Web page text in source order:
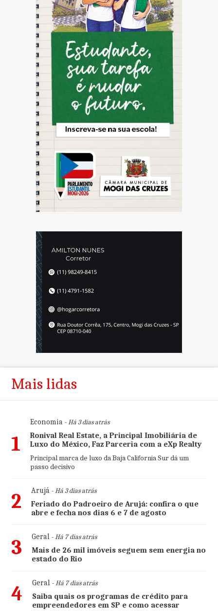
Mais lidas
1
Economia- Há 3 dias atrás
Ronival Real Estate, a Principal Imobiliária de
Luxo do México, Faz Parceria com a eXp Realty
Principal marca de luxo da Baja California Sur dá um
passo decisivo
2 Arujá- Há 3 dias atrás
Feriado do Padroeiro de Arujá: confira o que
abre e fecha nos dias 6 e 7 de agosto
3 Geral- Há 7 dias atrás
Mais de 26 mil imóveis seguem sem energia no
estado do Rio
4 Geral- Há 7 dias atrás
Saiba quais os programas de crédito para
empreendedores em SP e como acessar